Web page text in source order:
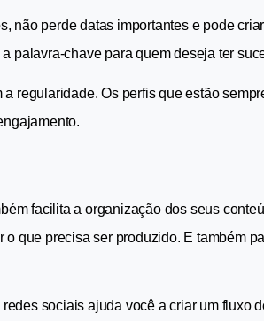
não perde datas importantes e pode
palavra-chave para quem deseja ter
regularidade. Os perfis que estão
facilita a organização dos seus
que precisa ser produzido. E também
sociais ajuda você a criar um fluxo